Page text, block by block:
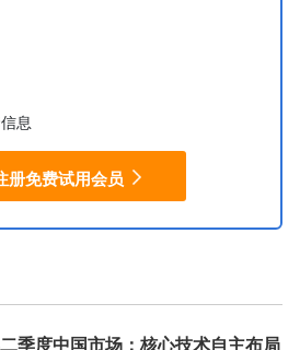
息
册免费试用会员
季度中国市场：核心技术自主布局